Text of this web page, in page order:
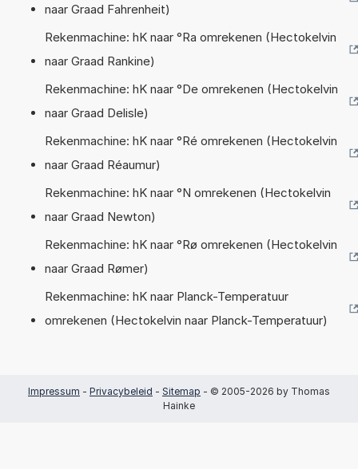
naar Graad Fahrenheit)
Rekenmachine: hK naar °Ra omrekenen (Hectokelvin
naar Graad Rankine)
Rekenmachine: hK naar °De omrekenen (Hectokelvin
naar Graad Delisle)
Rekenmachine: hK naar °Ré omrekenen (Hectokelvin
naar Graad Réaumur)
Rekenmachine: hK naar °N omrekenen (Hectokelvin
naar Graad Newton)
Rekenmachine: hK naar °Rø omrekenen (Hectokelvin
naar Graad Rømer)
Rekenmachine: hK naar Planck-Temperatuur
omrekenen (Hectokelvin naar Planck-Temperatuur)
Impressum - Privacybeleid - Sitemap - © 2005-2026 by Thomas
Hainke